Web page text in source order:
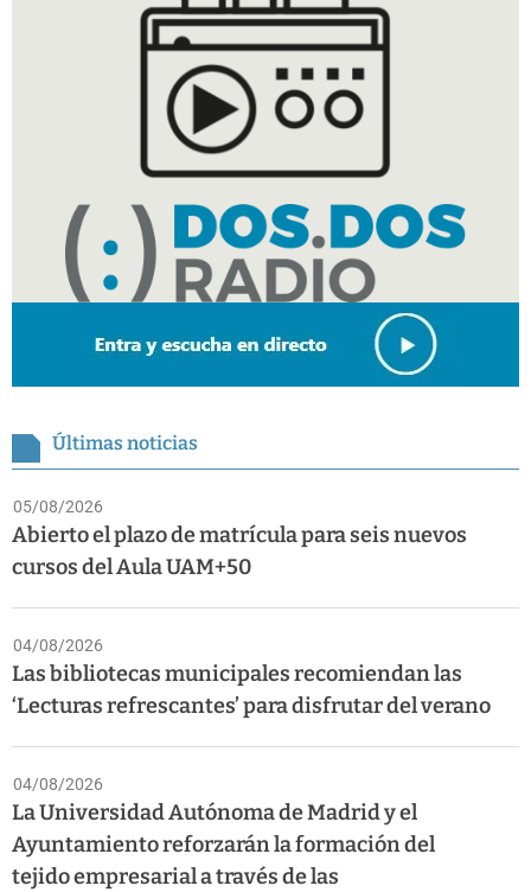
Últimas noticias
05/08/2026
Abierto el plazo de matrícula para seis nuevos
cursos del Aula UAM+50
04/08/2026
Las bibliotecas municipales recomiendan las
‘Lecturas refrescantes’ para disfrutar del verano
04/08/2026
La Universidad Autónoma de Madrid y el
Ayuntamiento reforzarán la formación del
tejido empresarial a través de las